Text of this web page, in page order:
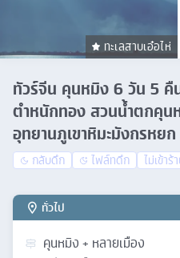
ทะเลสาบเอ๋อไห่
ทัวร์จีน คุนหมิง 6 วัน 5
ตำหนักทอง สวนน้ำตกคุนห
อุทยานภูเขาหิมะมังกรหย
กลับดึก ไฟล์ทดึก ไม่เข้าร้
ทั่วไป
คุนหมิง + หลายเมือง